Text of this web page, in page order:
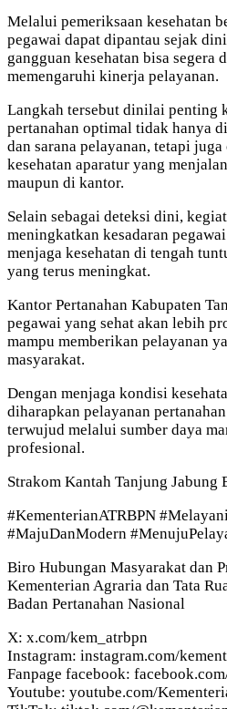
Melalui pemeriksaan kesehatan
pegawai dapat dipantau sejak
gangguan kesehatan bisa segera
memengaruhi kinerja pelayanan.
Langkah tersebut dinilai penting
pertanahan optimal tidak hanya
dan sarana pelayanan, tetapi
kesehatan aparatur yang
maupun di kantor.
Selain sebagai deteksi dini,
meningkatkan kesadaran
menjaga kesehatan di tengah
yang terus meningkat.
Kantor Pertanahan Kabupaten
pegawai yang sehat akan lebih
mampu memberikan pelayanan
masyarakat.
Dengan menjaga kondisi
diharapkan pelayanan
terwujud melalui sumber daya
profesional.
Strakom Kantah Tanjung Jabung
#KementerianATRBPN
#MajuDanModern
Biro Hubungan Masyarakat dan
Kementerian Agraria dan Tata
Badan Pertanahan Nasional
X: x.com/kem_atrbpn
Instagram: instagram.com/
Fanpage facebook:
Youtube: youtube.com/